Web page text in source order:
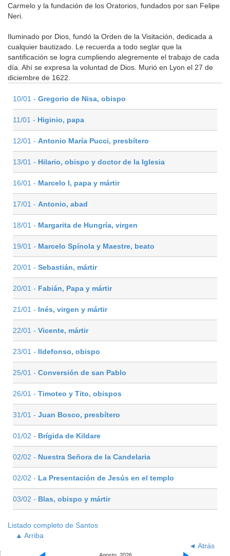
Carmelo y la fundación de los Oratorios, fundados por san Felipe
Neri.
Iluminado por Dios, fundó la Orden de la Visitación, dedicada a
cualquier bautizado. Le recuerda a todo seglar que la
santificación se logra cumpliendo alegremente el trabajo de cada
día. Ahí se expresa la voluntad de Dios. Murió en Lyon el 27 de
diciembre de 1622.
10/01 - Gregorio de Nisa, obispo
11/01 - Higinio, papa
12/01 - Antonio María Pucci, presbítero
13/01 - Hilario, obispo y doctor de la Iglesia
16/01 - Marcelo I, papa y mártir
17/01 - Antonio, abad
18/01 - Margarita de Hungría, virgen
19/01 - Marcelo Spínola y Maestre, beato
20/01 - Sebastián, mártir
20/01 - Fabián, Papa y mártir
21/01 - Inés, virgen y mártir
22/01 - Vicente, mártir
23/01 - Ildefonso, obispo
25/01 - Conversión de san Pablo
26/01 - Timoteo y Tito, obispos
31/01 - Juan Bosco, presbítero
01/02 - Brígida de Kildare
02/02 - Nuestra Señora de la Candelaria
02/02 - La Presentación de Jesús en el templo
03/02 - Blas, obispo y mártir
Listado completo de Santos
▲ Arriba
◄ Atrás